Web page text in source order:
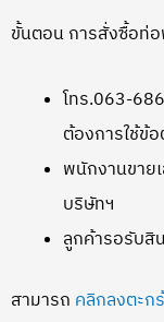
ขั้นตอน การสั่งซื้อท่
โทร.063-
ต้องการใช้ข้
พนักงานขาย
บริษัทฯ
ลูกค้ารอรับสิ
สามารถ คลิกลงตะก